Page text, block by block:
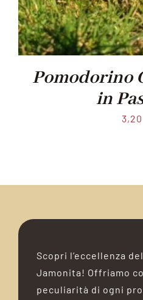
Pomodorino
in
3,20
Scopri l’eccellenza
Jamonita! Offriamo
peculiarità di ogni